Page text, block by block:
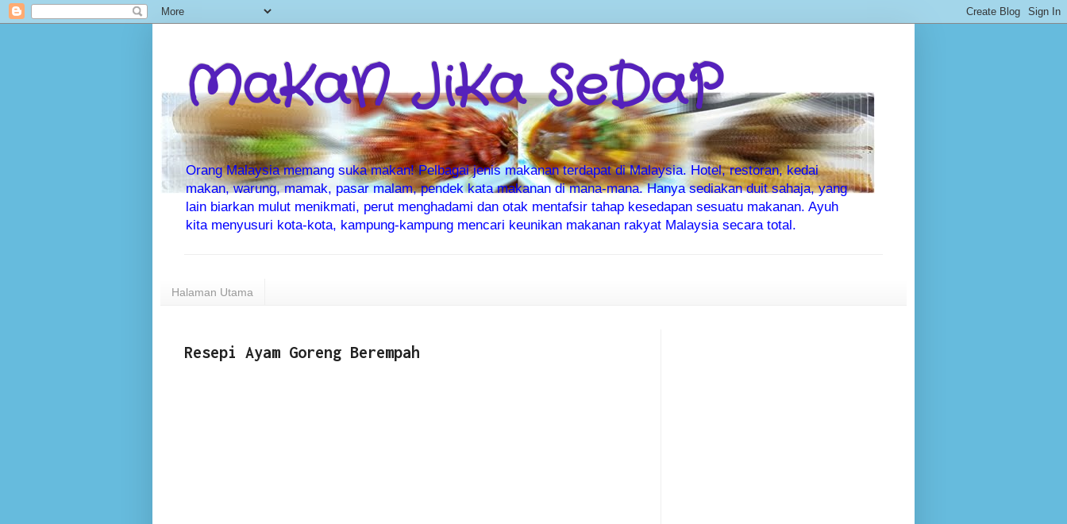
MaKaN JiKa SeDaP
Orang Malaysia memang suka makan! Pelbagai jenis makanan terdapat di Malaysia. Hotel, restoran, kedai
makan, warung, mamak, pasar malam, pendek kata makanan di mana-mana. Hanya sediakan duit sahaja, yang
lain biarkan mulut menikmati, perut menghadami dan otak mentafsir tahap kesedapan sesuatu makanan. Ayuh
kita menyusuri kota-kota, kampung-kampung mencari keunikan makanan rakyat Malaysia secara total.
Halaman Utama
Resepi Ayam Goreng Berempah